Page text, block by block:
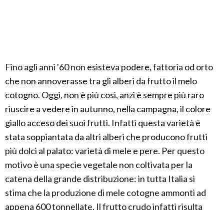
Fino agli anni '60 non esisteva podere, fattoria od orto
che non annoverasse tra gli alberi da frutto il melo
cotogno. Oggi, non è più così, anzi è sempre più raro
riuscire a vedere in autunno, nella campagna, il colore
giallo acceso dei suoi frutti. Infatti questa varietà è
stata soppiantata da altri alberi che producono frutti
più dolci al palato: varietà di mele e pere. Per questo
motivo è una specie vegetale non coltivata per la
catena della grande distribuzione: in tutta Italia si
stima che la produzione di mele cotogne ammonti ad
appena 600 tonnellate. Il frutto crudo infatti risulta